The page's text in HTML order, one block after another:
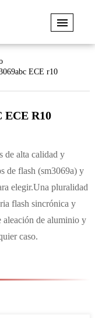
ECE r10
ECE R10
de alta calidad y
de flash (sm3069a) y
elegir.Una pluralidad
flash sincrónica y
aleación de aluminio y
caso.